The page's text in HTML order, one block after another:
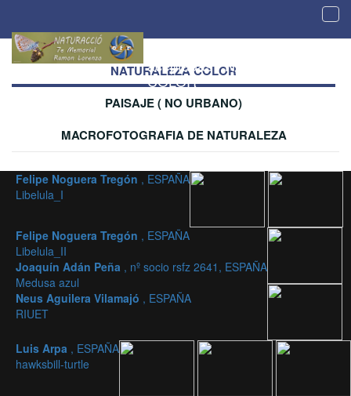
aceptadas - NATURALEZA
COLOR
NATURALEZA COLOR
PAISAJE ( NO URBANO)
MACROFOTOGRAFIA DE NATURALEZA
Felipe Noguera Tregón , ESPAÑA
Libelula_I
Felipe Noguera Tregón , ESPAÑA
Libelula_II
Joaquín Adán Peña , nº socio rsfz 2641, ESPAÑA
Medusa azul
Neus Aguilera Vilamajó , ESPAÑA
RIUET
Luis Arpa , ESPAÑA
hawksbill-turtle